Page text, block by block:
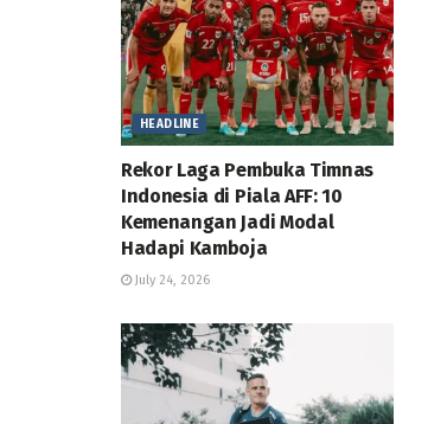
HEADLINE
Rekor Laga Pembuka Timnas
Indonesia di Piala AFF: 10
Kemenangan Jadi Modal
Hadapi Kamboja
July 24, 2026